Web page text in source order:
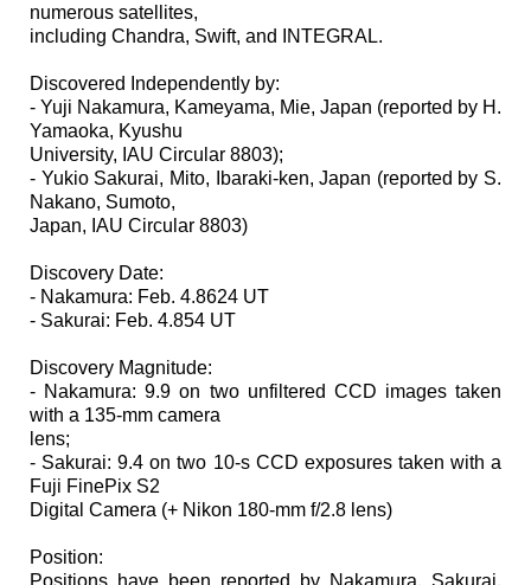
numerous satellites,
including Chandra, Swift, and INTEGRAL.
Discovered Independently by:
- Yuji Nakamura, Kameyama, Mie, Japan (reported by H.
Yamaoka, Kyushu
University, IAU Circular 8803);
- Yukio Sakurai, Mito, Ibaraki-ken, Japan (reported by S.
Nakano, Sumoto,
Japan, IAU Circular 8803)
Discovery Date:
- Nakamura: Feb. 4.8624 UT
- Sakurai: Feb. 4.854 UT
Discovery Magnitude:
- Nakamura: 9.9 on two unfiltered CCD images taken
with a 135-mm camera
lens;
- Sakurai: 9.4 on two 10-s CCD exposures taken with a
Fuji FinePix S2
Digital Camera (+ Nikon 180-mm f/2.8 lens)
Position:
Positions have been reported by Nakamura, Sakurai,